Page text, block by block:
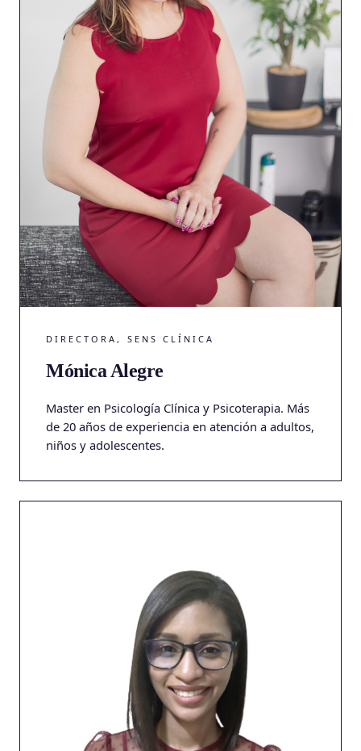
DIRECTORA, SENS CLÍNICA
Mónica Alegre
Master en Psicología Clínica y Psicoterapia. Más
de 20 años de experiencia en atención a adultos,
niños y adolescentes.